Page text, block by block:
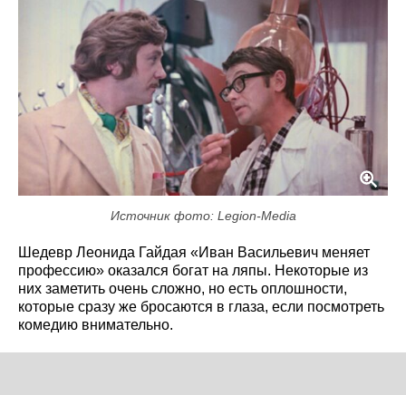
Источник фото: Legion-Media
Шедевр Леонида Гайдая «Иван Васильевич меняет
профессию» оказался богат на ляпы. Некоторые из
них заметить очень сложно, но есть оплошности,
которые сразу же бросаются в глаза, если посмотреть
комедию внимательно.